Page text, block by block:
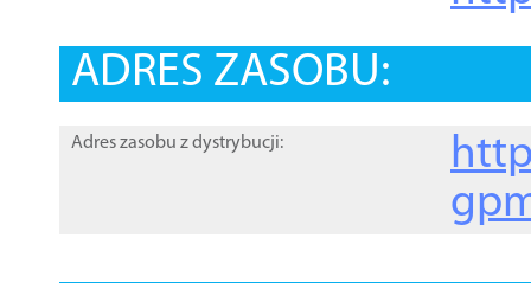
ADRES ZASOBU:
Adres zasobu z dystrybucji: